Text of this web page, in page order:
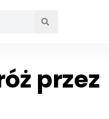
przez